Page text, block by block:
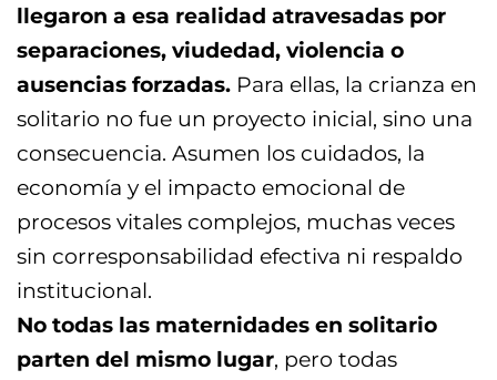
llegaron a esa realidad atravesadas por
separaciones, viudedad, violencia o
ausencias forzadas. Para ellas, la crianza en
solitario no fue un proyecto inicial, sino una
consecuencia. Asumen los cuidados, la
economía y el impacto emocional de
procesos vitales complejos, muchas veces
sin corresponsabilidad efectiva ni respaldo
institucional.
No todas las maternidades en solitario
parten del mismo lugar, pero todas